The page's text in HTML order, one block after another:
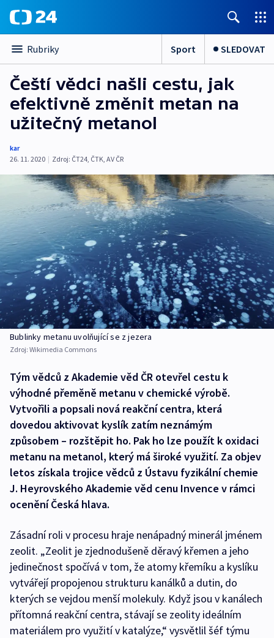
Rubriky Sport SLEDOVAT
Čeští vědci našli cestu, jak
efektivně změnit metan na
užitečný metanol
kar
26. 11. 2020 | Zdroj: ČT24, ČTK, AV ČR
Bublinky metanu uvolňující se z jezera
Zdroj: Wikimedia Commons
Tým vědců z Akademie věd ČR otevřel cestu k
výhodné přeměně metanu v chemické výrobě.
Vytvořili a popsali nová reakční centra, která
dovedou aktivovat kyslík zatím neznámým
způsobem – rozštěpit ho. Pak ho lze použít k oxidaci
metanu na metanol, který má široké využití. Za objev
letos získala trojice vědců z Ústavu fyzikální chemie
J. Heyrovského Akademie věd cenu Invence v rámci
ocenění Česká hlava.
Zásadní roli v procesu hraje nenápadný minerál jménem
zeolit. „Zeolit je zjednodušeně děravý křemen a jeho
jedinečnost spočívá v tom, že atomy křemíku a kyslíku
vytvářejí propojenou strukturu kanálků a dutin, do
kterých se vejdou menší molekuly. Když jsou v kanálech
přítomná reakční centra, stávají se zeolity ideálním
materiálem pro využití v katalýze,“ vysvětlil šéf týmu